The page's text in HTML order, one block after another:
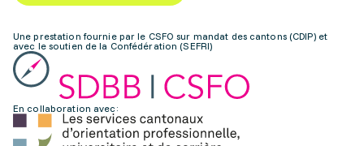
Une prestation fournie par le CSFO sur mandat des cantons (CDIP) et
avec le soutien de la Confédération (SEFRI)
En collaboration avec: